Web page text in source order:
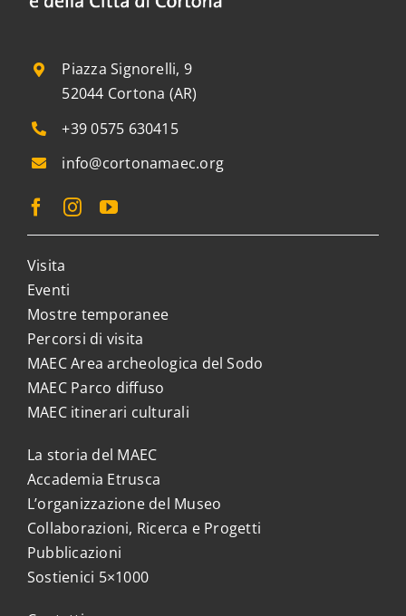
Piazza Signorelli, 9
52044 Cortona (AR)
+39 0575 630415
info@cortonamaec.org
Visita
Eventi
Mostre temporanee
Percorsi di visita
MAEC Area archeologica del Sodo
MAEC Parco diffuso
MAEC itinerari culturali
La storia del MAEC
Accademia Etrusca
L’organizzazione del Museo
Collaborazioni, Ricerca e Progetti
Pubblicazioni
Sostienici 5×1000